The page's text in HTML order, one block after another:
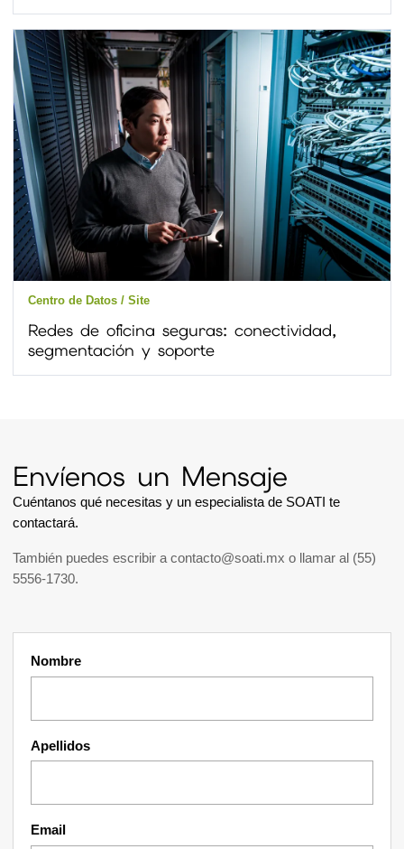
Centro de Datos / Site
Redes de oficina seguras: conectividad,
segmentación y soporte
Envíenos un Mensaje
Cuéntanos qué necesitas y un especialista de SOATI te
contactará.
También puedes escribir a contacto@soati.mx o llamar al (55)
5556-1730.
Nombre
Apellidos
Email